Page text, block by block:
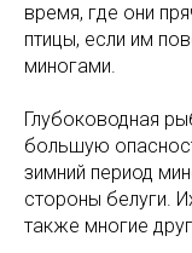
время, где они
птицы, если им
миногами.
Глубоководная
большую
зимний период
стороны белуги.
также многие